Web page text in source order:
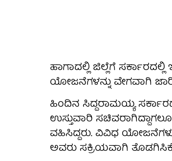
ಹಾಗಾದಲ್ಲಿ ಜಿಲ್ಲೆಗೆ
ಯೋಜನೆಗಳನ್ನು ವೇಗವಾಗಿ
ಹಿಂದಿನ ಸಿದ್ದರಾಮಯ್ಯ
ಉಸ್ತುವಾರಿ
ವಹಿಸಿದ್ದರು. ವಿವಿಧ
ಅವರು ಸಕ್ರಿಯವಾಗಿ